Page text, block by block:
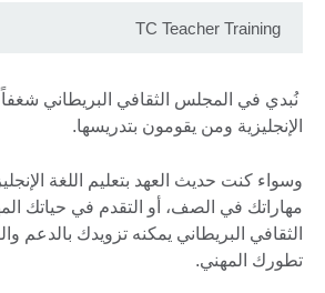
TC Teacher Training
نُبدي في المجلس الثقافي البريطاني شغفاً
الإنجليزية ومن يقومون بتدريسها.
وسواء كنت حديث العهد بتعليم اللغة
مهاراتك في الصف، أو التقدم في حياتك
الثقافي البريطاني يمكنه تزويدك بالدعم
تطورك المهني.